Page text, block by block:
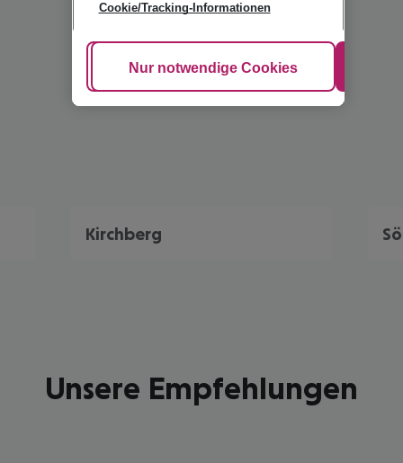
Kirchberg
Unsere Empfehlungen
Cookie/Tracking-Informationen
Cookie anpassen
Nur notwendige Cookies